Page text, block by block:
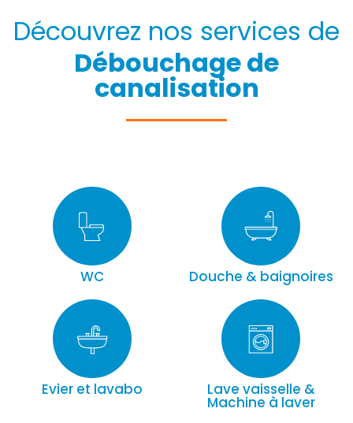
Découvrez nos services de
Débouchage de
canalisation
WC Douche & baignoires
Evier et lavabo Lave vaisselle &
Machine à laver